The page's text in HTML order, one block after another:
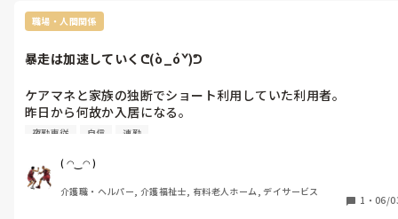
嫌なのか分かりかねますが、恐らくいつも通り
部屋に帰ってくれと連呼してスイッチを入れたのだろうと
玄関戸が破損して鍵も壊れていたᕦ(ò_óˇ)ᕤ
るってm(._.)m
色々あって娘さんが迎えに来て自宅に帰る羽目にm(._.)m
その時にの記録一切なしᕦ(ò_óˇ)ᕤ
対応するのが仕事だろᕦ(ò_óˇ)ᕤ
減ってしまいますよね。
職場・人間関係
暴走は加速していくᕦ(ò_óˇ)ᕤ
ケアマネと家族の独断でショート利用していた利用者。
昨日から何故か入居になる。
明日からまた緊急でショート利用決定の利用者が来る。
m(._.)m
居室の届けされてないショート部屋に何故か生保(精神科の専門
院に入院中)の利用者が入居すると、自信満々にグループLINE流
夜勤専従 自信 連勤
( ◠‿◠ )
介護職・ヘルパー, 介護福祉士, 有料老人ホーム, デイサービス
1 ・ 06/